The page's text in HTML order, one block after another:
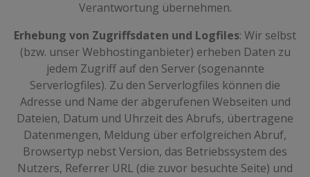
Verantwortung übernehmen.
Erhebung von Zugriffsdaten und Logfiles: Wir selbst
(bzw. unser Webhostinganbieter) erheben Daten zu
jedem Zugriff auf den Server (sogenannte
Serverlogfiles). Zu den Serverlogfiles können die
Adresse und Name der abgerufenen Webseiten und
Dateien, Datum und Uhrzeit des Abrufs, übertragene
Datenmengen, Meldung über erfolgreichen Abruf,
Browsertyp nebst Version, das Betriebssystem des
Nutzers, Referrer URL (die zuvor besuchte Seite) und